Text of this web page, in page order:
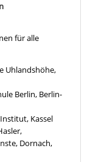
für alle
Uhlandshöhe,
Berlin, Berlin-
Kassel
Dornach,